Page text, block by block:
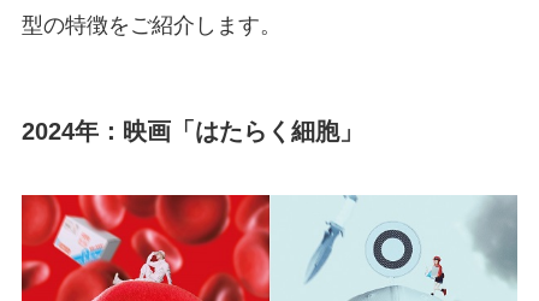
型の特徴をご紹介します。
2024年：映画「はたらく細胞」